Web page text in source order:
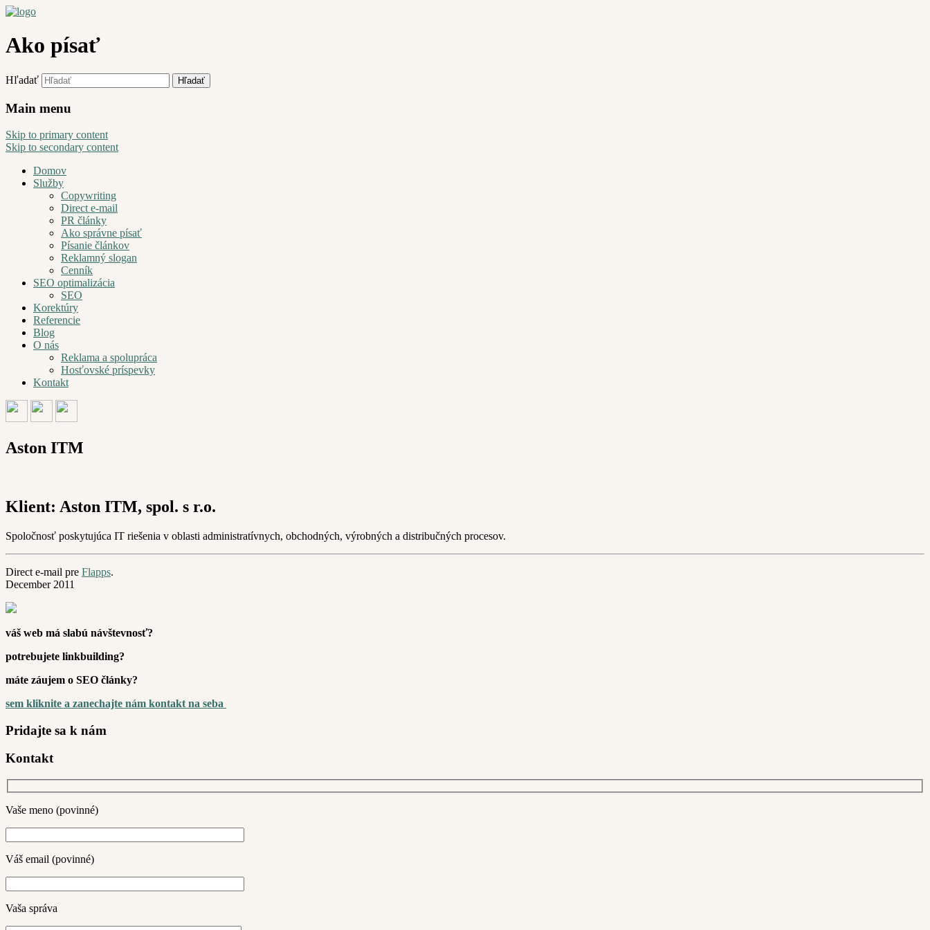
Ako písať
Hľadať
Main menu
Skip to primary content
Skip to secondary content
Domov
Služby
Copywriting
Direct e-mail
PR články
Ako správne písať
Písanie článkov
Reklamný slogan
Cenník
SEO optimalizácia
SEO
Korektúry
Referencie
Blog
O nás
Reklama a spolupráca
Hosťovské príspevky
Kontakt
Aston ITM
Klient: Aston ITM, spol. s r.o.
Spoločnosť poskytujúca IT riešenia v oblasti administratívnych, obchodných, výrobných a distribučných procesov.
Direct e-mail pre Flapps.
December 2011
váš web má slabú návštevnosť?
potrebujete linkbuilding?
máte záujem o SEO články?
sem kliknite a zanechajte nám kontakt na seba
Pridajte sa k nám
Kontakt
Vaše meno (povinné)
Váš email (povinné)
Vaša správa